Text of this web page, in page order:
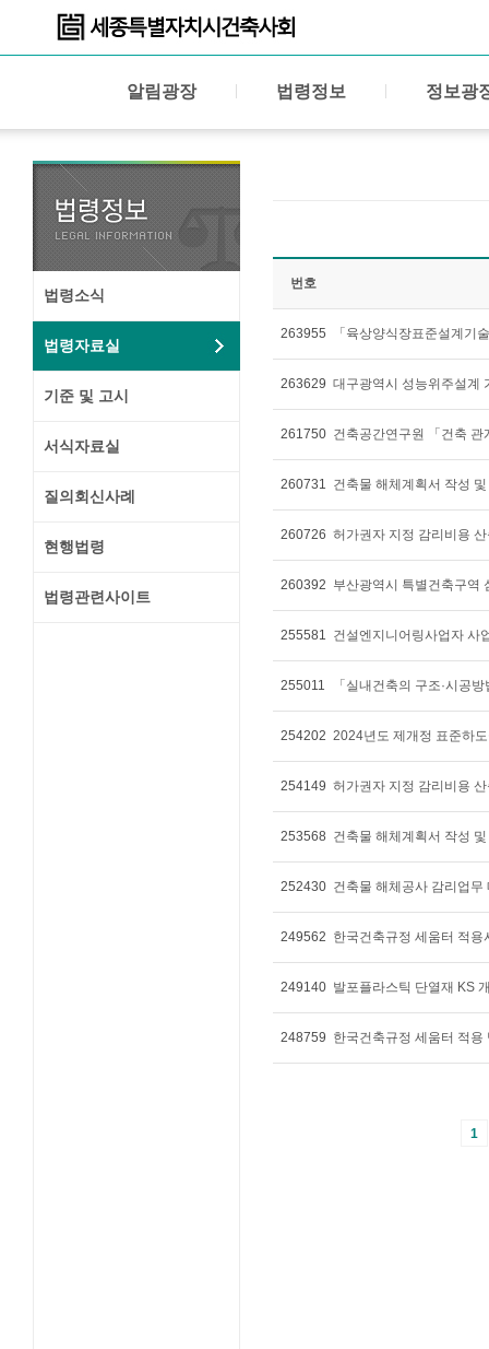
알림광장 법령정보 정보광
법령소식
법령자료실
기준 및 고시
서식자료실
질의회신사례
현행법령
법령관련사이트
번호
263955 「육상양식장표준설계기
263629 대구광역시 성능위주설계
261750
260731
260726 허가권자 지정 감리비용
260392 부산광역시 특별건축구역
255581 건설엔지니어링사업자 사
255011 「실내건축의 구조·시공
254202 2024년도 제개정 표준하
254149 허가권자 지정 감리비용
253568
252430 건축물 해체공사 감리업
249562 한국건축규정 세움터 적용
249140 발포플라스틱 단열재 KS
248759 한국건축규정 세움터 적용
1